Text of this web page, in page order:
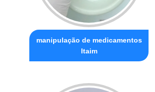
manipulação de medicamentos
Itaim